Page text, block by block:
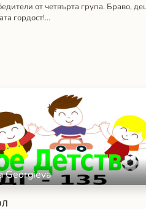
от четвърта група. Браво,
гордост!...
Georgieva